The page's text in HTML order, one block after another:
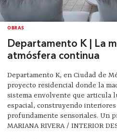
OBRAS
Departamento K | La
atmósfera continua
Departamento K, en Ciudad de
proyecto residencial donde la
sistema envolvente que articula
espacial, construyendo
profundamente sensoriales. Un
MARIANA RIVERA / INTERIOR